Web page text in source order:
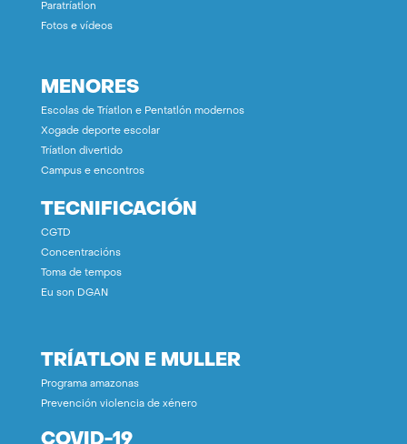
Paratríatlon
Fotos e vídeos
MENORES
Escolas de Tríatlon e Pentatlón modernos
Xogade deporte escolar
Tríatlon divertido
Campus e encontros
TECNIFICACIÓN
CGTD
Concentracións
Toma de tempos
Eu son DGAN
TRÍATLON E MULLER
Programa amazonas
Prevención violencia de xénero
COVID-19